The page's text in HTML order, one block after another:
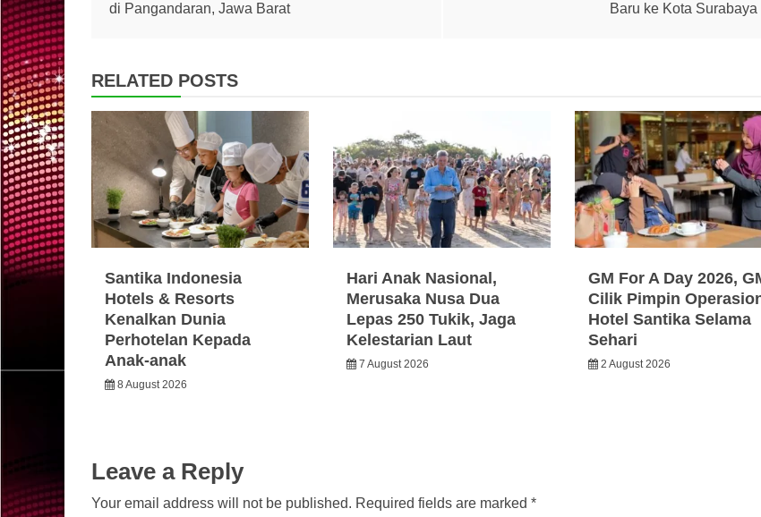
navigation
di Pangandaran, Jawa Barat
Baru ke Kota Surabaya
RELATED POSTS
Santika Indonesia
Hotels & Resorts
Kenalkan Dunia
Perhotelan Kepada
Anak-anak
8 August 2026
Hari Anak Nasional,
Merusaka Nusa Dua
Lepas 250 Tukik, Jaga
Kelestarian Laut
7 August 2026
GM For A Day 2026,
Cilik Pimpin
Hotel Santika Selama
Sehari
2 August 2026
Leave a Reply
Your email address will not be published. Required fields are marked *